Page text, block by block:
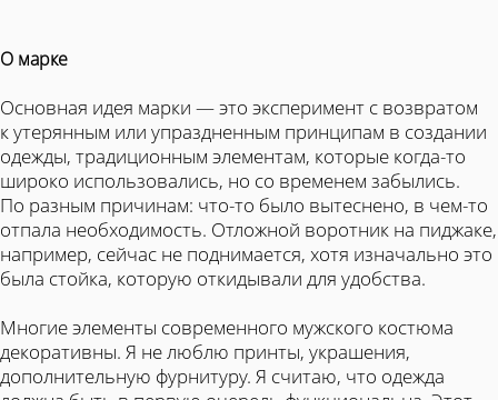
О марке
Основная идея марки — это эксперимент с возвратом
к утерянным или упраздненным принципам в создании
одежды, традиционным элементам, которые когда-то
широко использовались, но со временем забылись.
По разным причинам: что-то было вытеснено, в чем-то
отпала необходимость. Отложной воротник на пиджаке,
например, сейчас не поднимается, хотя изначально это
была стойка, которую откидывали для удобства.
Многие элементы современного мужского костюма
декоративны. Я не люблю принты, украшения,
дополнительную фурнитуру. Я считаю, что одежда